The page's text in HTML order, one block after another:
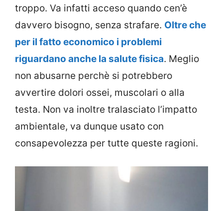
troppo. Va infatti acceso quando cen’è
davvero bisogno, senza strafare. Oltre che
per il fatto economico i problemi
riguardano anche la salute fisica. Meglio
non abusarne perchè si potrebbero
avvertire dolori ossei, muscolari o alla
testa. Non va inoltre tralasciato l’impatto
ambientale, va dunque usato con
consapevolezza per tutte queste ragioni.